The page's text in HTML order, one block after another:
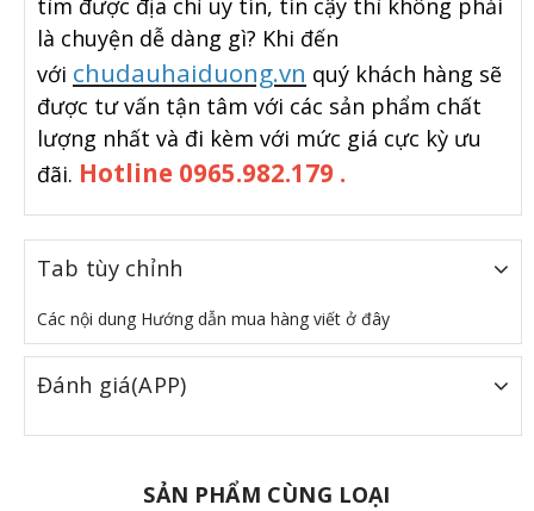
tìm được địa chỉ uy tín, tin cậy thì không phải
là chuyện dễ dàng gì? Khi đến
với chudauhaiduong.vn quý khách hàng sẽ
được tư vấn tận tâm với các sản phẩm chất
lượng nhất và đi kèm với mức giá cực kỳ ưu
đãi. Hotline 0965.982.179 .
Tab tùy chỉnh
Các nội dung Hướng dẫn mua hàng viết ở đây
Đánh giá(APP)
SẢN PHẨM CÙNG LOẠI